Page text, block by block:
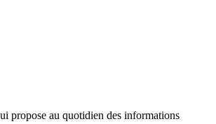
propose au quotidien des informations